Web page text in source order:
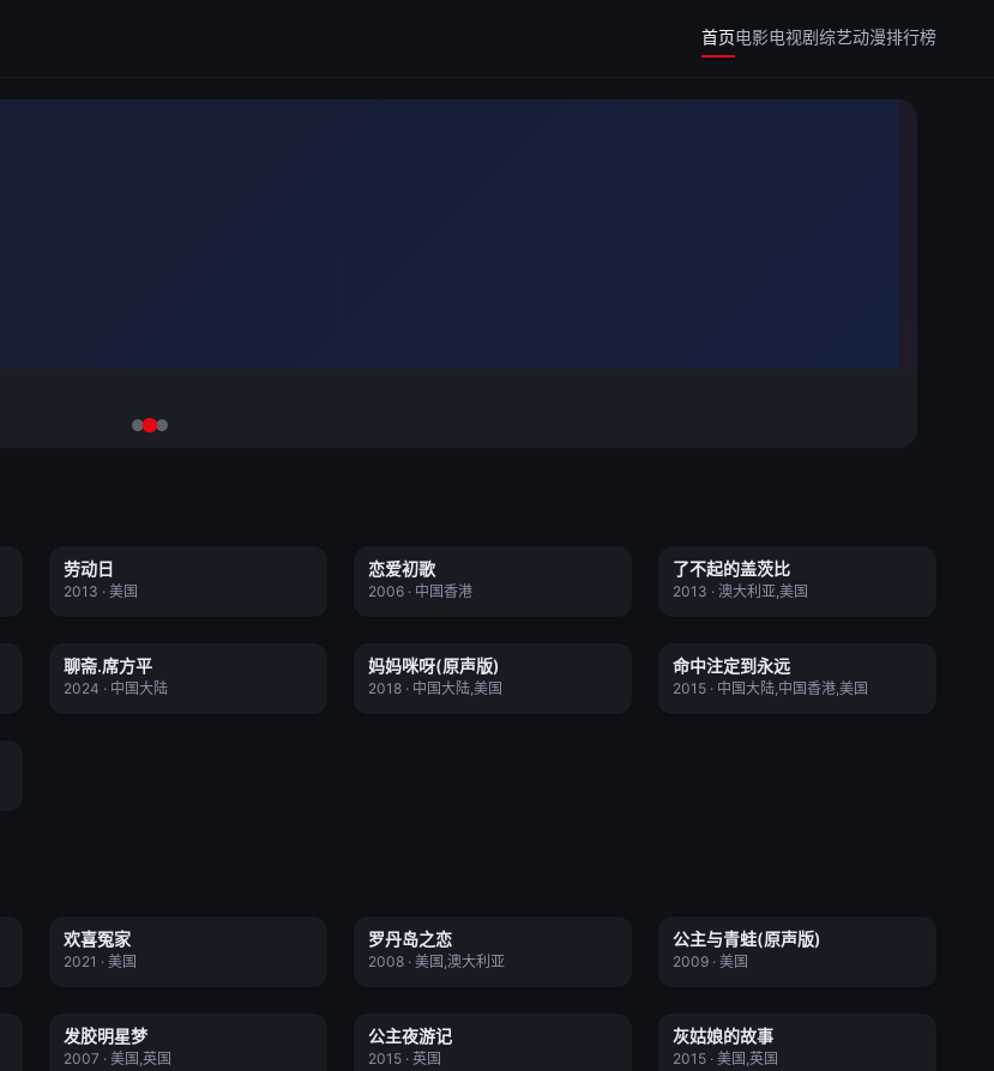
首页电影电视剧综艺动漫排行榜
★ 7.8
劳动日
2013 · 美国
★ 6.2
恋爱初歌
2006 · 中国香港
★ 8.0
了不起的盖茨比
2013 · 澳大利亚,美国
★ 8.7
聊斋.席方平
2024 · 中国大陆
★ 7.0
妈妈咪呀(原声版)
2018 · 中国大陆,美国
★ 5.8
命中注定到永远
2015 · 中国大陆,中国香港,美国
★ 6.5
欢喜冤家
2021 · 美国
★ 6.9
罗丹岛之恋
2008 · 美国,澳大利亚
★ 7.6
公主与青蛙(原声版)
2009 · 美国
★ 7.4
发胶明星梦
2007 · 美国,英国
★ 6.6
公主夜游记
2015 · 英国
★ 7.0
灰姑娘的故事
2015 · 美国,英国